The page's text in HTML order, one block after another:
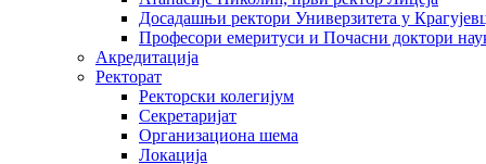
Досадашњи ректори Универзитета у
Професори емеритуси и Почасни доктори
Акредитација
Ректорат
Ректорски колегијум
Секретаријат
Организациона шема
Локација